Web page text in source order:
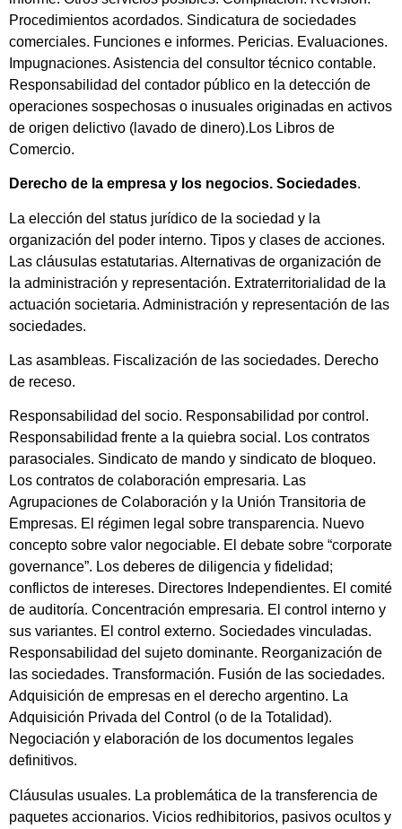
Procedimientos acordados. Sindicatura de sociedades
comerciales. Funciones e informes. Pericias. Evaluaciones.
Impugnaciones. Asistencia del consultor técnico contable.
Responsabilidad del contador público en la detección de
operaciones sospechosas o inusuales originadas en activos
de origen delictivo (lavado de dinero).Los Libros de
Comercio.
Derecho de la empresa y los negocios. Sociedades.
La elección del status jurídico de la sociedad y la
organización del poder interno. Tipos y clases de acciones.
Las cláusulas estatutarias. Alternativas de organización de
la administración y representación. Extraterritorialidad de la
actuación societaria. Administración y representación de las
sociedades.
Las asambleas. Fiscalización de las sociedades. Derecho
de receso.
Responsabilidad del socio. Responsabilidad por control.
Responsabilidad frente a la quiebra social. Los contratos
parasociales. Sindicato de mando y sindicato de bloqueo.
Los contratos de colaboración empresaria. Las
Agrupaciones de Colaboración y la Unión Transitoria de
Empresas. El régimen legal sobre transparencia. Nuevo
concepto sobre valor negociable. El debate sobre “corporate
governance”. Los deberes de diligencia y fidelidad;
conflictos de intereses. Directores Independientes. El comité
de auditoría. Concentración empresaria. El control interno y
sus variantes. El control externo. Sociedades vinculadas.
Responsabilidad del sujeto dominante. Reorganización de
las sociedades. Transformación. Fusión de las sociedades.
Adquisición de empresas en el derecho argentino. La
Adquisición Privada del Control (o de la Totalidad).
Negociación y elaboración de los documentos legales
definitivos.
Cláusulas usuales. La problemática de la transferencia de
paquetes accionarios. Vicios redhibitorios, pasivos ocultos y